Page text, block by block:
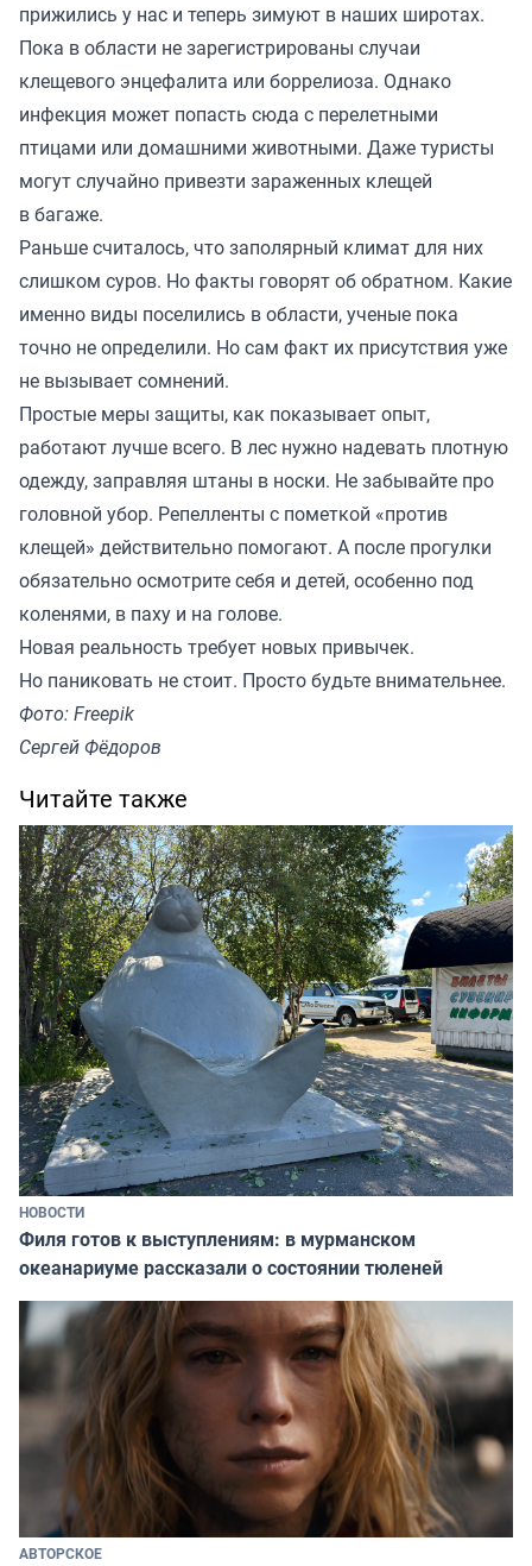
прижились у нас и теперь зимуют в наших широтах.
Пока в области не зарегистрированы случаи
клещевого энцефалита или боррелиоза. Однако
инфекция может попасть сюда с перелетными
птицами или домашними животными. Даже туристы
могут случайно привезти зараженных клещей
в багаже.
Раньше считалось, что заполярный климат для них
слишком суров. Но факты говорят об обратном. Какие
именно виды поселились в области, ученые пока
точно не определили. Но сам факт их присутствия уже
не вызывает сомнений.
Простые меры защиты, как показывает опыт,
работают лучше всего. В лес нужно надевать плотную
одежду, заправляя штаны в носки. Не забывайте про
головной убор. Репелленты с пометкой «против
клещей» действительно помогают. А после прогулки
обязательно осмотрите себя и детей, особенно под
коленями, в паху и на голове.
Новая реальность требует новых привычек.
Но паниковать не стоит. Просто будьте внимательнее.
Фото: Freepik
Сергей Фёдоров
Читайте также
НОВОСТИ
Филя готов к выступлениям: в мурманском
океанариуме рассказали о состоянии тюленей
АВТОРСКОЕ